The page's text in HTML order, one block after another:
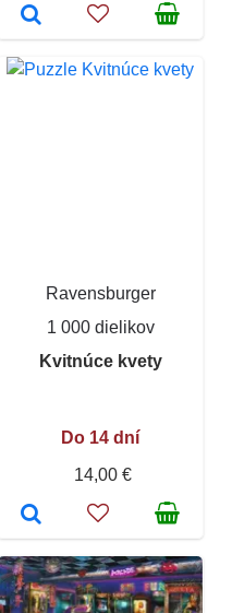
Ravensburger
1 000 dielikov
Kvitnúce kvety
Do 14 dní
14,00 €